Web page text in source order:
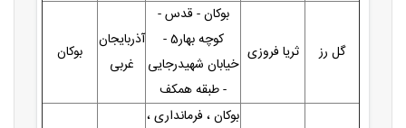
گل رز ثریا فروزی
بوکان - قدس -
کوچه بهار5 -
خیابان شهیدرجایی
- طبقه همکف
آذربایجان
غربی
بوکان
بوکان ، فرمانداری ،